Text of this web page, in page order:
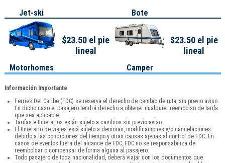
Jet-ski Bote
Motorhomes
$23.50 el pie
lineal
Camper
$23.50 el pie
lineal
Información Importante
Ferries Del Caribe (FDC) se reserva el derecho de cambio de ruta, sin previo aviso.
En dicho caso el pasajero tendrá derecho a obtener cualquier reembolso de tarifa
que sea aplicable.
Tarifas e Itinerarios están sujeto a cambios sin previo aviso.
El Itinerario de viajes está sujeto a demoras, modificaciones y/o cancelaciones
debido a las condiciones del tiempo y otras causas ajenas al control de FDC. En
casos de eventos fuera del alcance de FDC, FDC no se responsabiliza de
reembolsar o compensar de forma alguna al pasajero.
Todo pasajero de toda nacionalidad, deberá viajar con los documentos que